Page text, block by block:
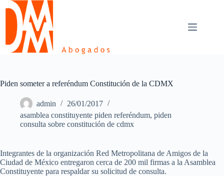
Skip
content
Piden someter a referéndum Constitución de la CDMX
admin
26/01/2017
asamblea constituyente piden referéndum, piden
consulta sobre constitución de cdmx
Integrantes de la organización Red Metropolitana de Amigos de la
Ciudad de México entregaron cerca de 200 mil firmas a la Asamblea
Constituyente para respaldar su solicitud de consulta.